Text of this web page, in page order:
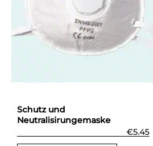
Schutz und
Neutralisirungemaske
€5.45